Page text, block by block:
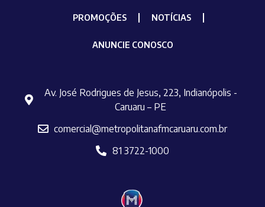
PROMOÇÕES NOTÍCIAS
ANUNCIE CONOSCO
Av. José Rodrigues de Jesus, 223, Indianópolis -
Caruaru – PE
comercial@metropolitanafmcaruaru.com.br
81 3722-1000